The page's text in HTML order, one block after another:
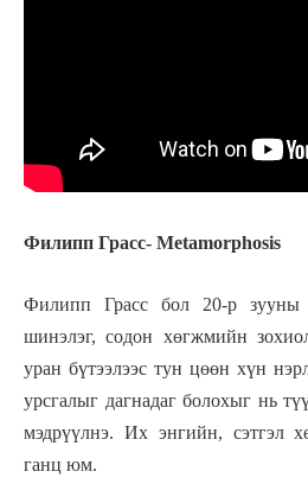
Филипп Грасс- Metamorphosis
Филипп Грасс бол 20-р зууны
шинэлэг, содон хөгжмийн
уран бүтээлээс тун цөөн хүн
урсгалыг дагнадаг болохыг нь
мэдрүүлнэ. Их энгийн, сэтгэл
ганц юм.